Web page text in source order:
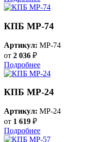
КПБ MP-74
Артикул: MP-74
от 2 036 ₽
Подробнее
КПБ MP-24
Артикул: MP-24
от 1 619 ₽
Подробнее